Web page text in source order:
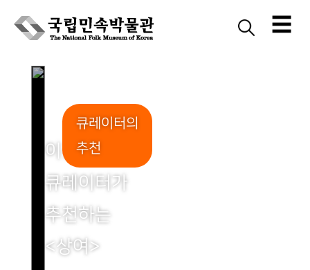
☰
Skip
큐레이터의
추천
이관호
큐레이터가
추천하는
<상여>